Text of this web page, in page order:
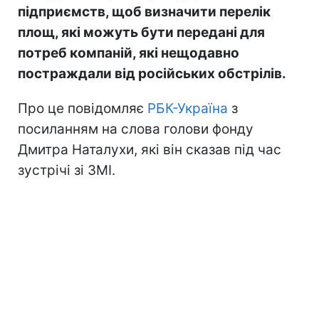
підприємств, щоб визначити перелік
площ, які можуть бути передані для
потреб компаній, які нещодавно
постраждали від російських обстрілів.
Про це повідомляє РБК-Україна з
посиланням на слова голови фонду
Дмитра Наталухи, які він сказав під час
зустрічі зі ЗМІ.